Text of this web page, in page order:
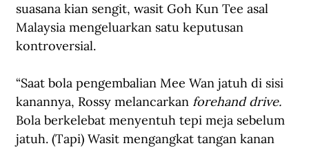
suasana kian sengit, wasit Goh Kun Tee asal
Malaysia mengeluarkan satu keputusan
kontroversial.
“Saat bola pengembalian Mee Wan jatuh di sisi
kanannya, Rossy melancarkan forehand drive.
Bola berkelebat menyentuh tepi meja sebelum
jatuh. (Tapi) Wasit mengangkat tangan kanan